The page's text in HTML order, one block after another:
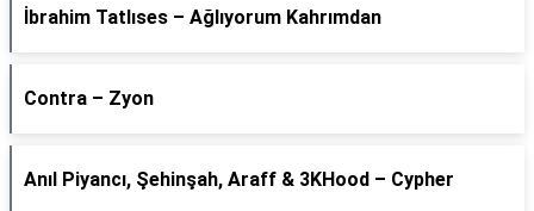
İbrahim Tatlıses – Ağlıyorum Kahrımdan
Contra – Zyon
Anıl Piyancı, Şehinşah, Araff & 3KHood – Cypher